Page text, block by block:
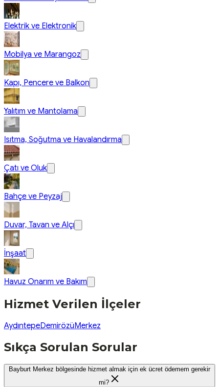
Elektrik ve Elektronik
Mobilya ve Marangoz
Kapı, Pencere ve Balkon
Yalıtım ve Mantolama
Isıtma, Soğutma ve Havalandırma
Çatı ve Oluk
Bahçe ve Peyzaj
Duvar, Tavan ve Alçı
İnşaat
Havuz Onarım ve Bakım
Hizmet Verilen İlçeler
AydıntepeDemirözüMerkez
Sıkça Sorulan Sorular
Bayburt Merkez bölgesinde hizmet almak için ek ücret ödemem gerekir
mi?